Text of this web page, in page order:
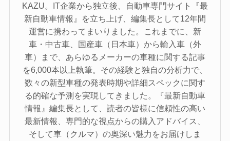
KAZU。IT企業から独立後、自動車専門サイト『最
新自動車情報』を立ち上げ、編集長として12年間
運営に携わってまいりました。これまでに、新
車・中古車、国産車（日本車）から輸入車（外
車）まで、あらゆるメーカーの車種に関する記事
を6,000本以上執筆。その経験と独自の分析力で、
数々の新型車種の発表時期や詳細スペックに関す
る的確な予測を実現してきました。『最新自動車
情報』編集長として、読者の皆様に信頼性の高い
最新情報、専門的な視点からの購入アドバイス、
そして車（クルマ）の奥深い魅力をお届けしま